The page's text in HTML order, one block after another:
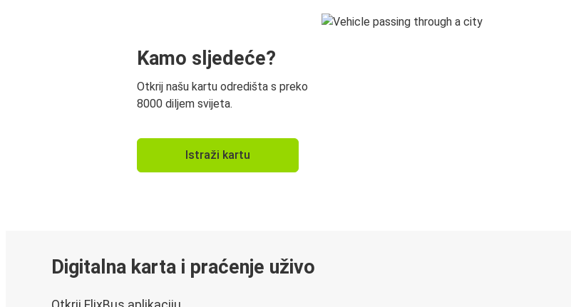
Kamo sljedeće?
Otkrij našu kartu odredišta s preko
8000 diljem svijeta.
Istraži kartu
Digitalna karta i praćenje uživo